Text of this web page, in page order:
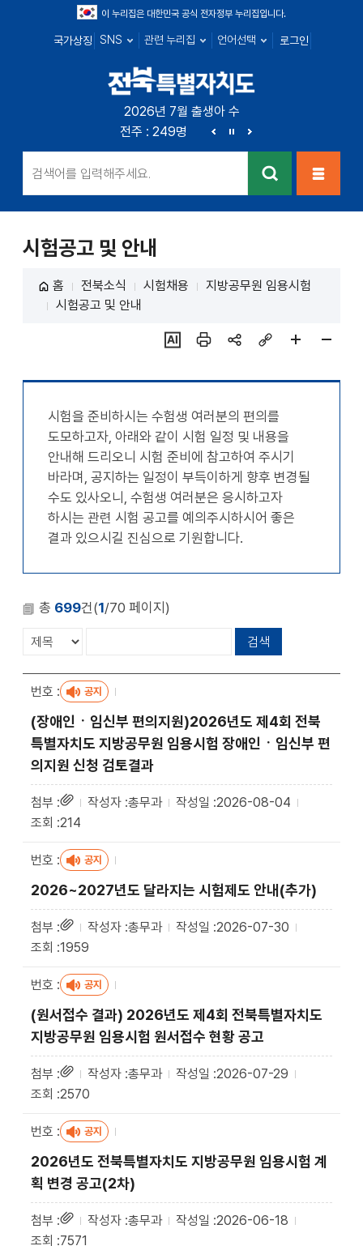
전북특별자치
도
2026년 7월 출생아 수
전주 : 249명 군산 : 89명
이 누리집은 대한민국 공식 전자정부 누리집입니다.
국가상징 SNS 관련 누리집 언어선택 로그인
시험공고 및 안내
홈 전북소식 시험채용
지방공무원 임용시험
시험공고 및 안내
시험을 준비하시는 수험생 여러분의 편의를
도모하고자, 아래와 같이 시험 일정 및 내용을
안내해 드리오니 시험 준비에 참고하여 주시기
바라며, 공지하는 일정이 부득이하게 향후 변경될
수도 있사오니, 수험생 여러분은 응시하고자
하시는 관련 시험 공고를 예의주시하시어 좋은
결과 있으시길 진심으로 기원합니다.
총 699건(1/70 페이지)
공지
(장애인ㆍ임신부 편의지원)2026년도 제4회 전북
특별자치도 지방공무원 임용시험 장애인ㆍ임신부 편
의지원 신청 검토결과
총무과
2026-08-04
214
공지
2026~2027년도 달라지는 시험제도 안내(추가)
총무과
2026-07-30
1959
공지
(원서접수 결과) 2026년도 제4회 전북특별자치도
지방공무원 임용시험 원서접수 현황 공고
총무과
2026-07-29
2570
공지
2026년도 전북특별자치도 지방공무원 임용시험 계
획 변경 공고(2차)
총무과
2026-06-18
7571